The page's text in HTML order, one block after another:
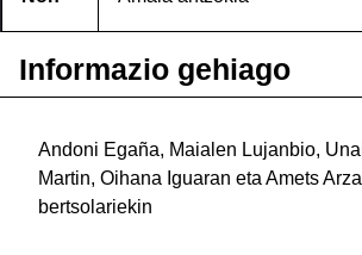
Informazio gehiago
Andoni Egaña, Maialen Lujanbio,
Martin, Oihana Iguaran eta Amets
bertsolariekin